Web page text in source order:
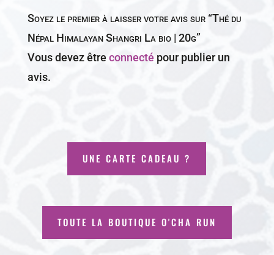
Soyez le premier à laisser votre avis sur “Thé du
Népal Himalayan Shangri La bio | 20g”
Vous devez être connecté pour publier un
avis.
UNE CARTE CADEAU ?
TOUTE LA BOUTIQUE O'CHA RUN